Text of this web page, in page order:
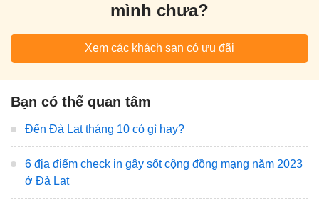
mình chưa?
Xem các khách sạn có ưu đãi
Bạn có thể quan tâm
Đến Đà Lạt tháng 10 có gì hay?
6 địa điểm check in gây sốt cộng đồng mạng năm 2023
ở Đà Lạt